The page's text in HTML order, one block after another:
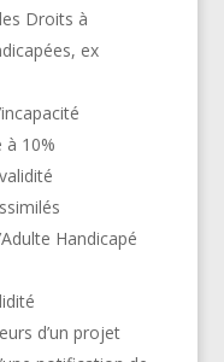
Droits à
ex
10%
Handicapé
d’un projet